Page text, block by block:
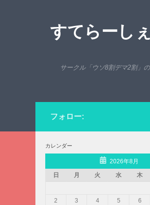
すてらーし
サークル「ウソ8割デマ2割」
フォロー:
カレンダー
2026年8月
日
月 火 水 木
2
3 4 5 6